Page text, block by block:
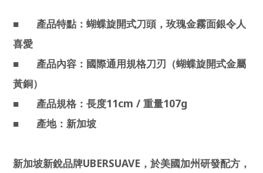
■
產品特點：蝴蝶旋開式刀頭，玫瑰金霧面銀令人
喜愛
■
產品內容：國際通用規格刀刃（蝴蝶旋開式金屬
黃銅）
■
產品規格：長度11cm / 重量107g
■ 產地：新加坡
新加坡新銳品牌UBERSUAVE ，於美國加州研發配方，